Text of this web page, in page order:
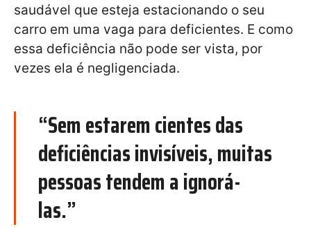
saudável que esteja estacionando o seu
carro em uma vaga para deficientes. E como
essa deficiência não pode ser vista, por
vezes ela é negligenciada.
“Sem estarem cientes das
deficiências invisíveis, muitas
pessoas tendem a ignorá-
las.”